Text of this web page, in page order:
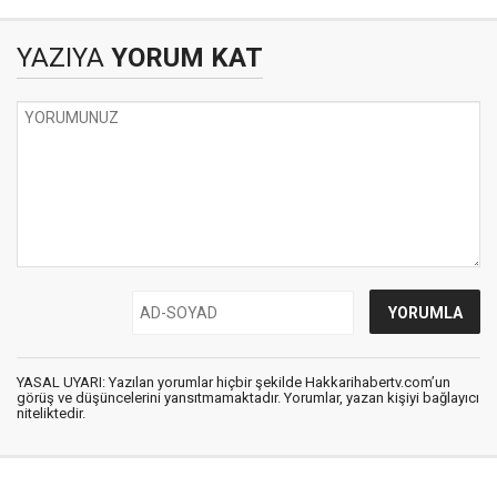
YAZIYA YORUM KAT
YASAL UYARI: Yazılan yorumlar hiçbir şekilde Hakkarihabertv.com’un
görüş ve düşüncelerini yansıtmamaktadır. Yorumlar, yazan kişiyi bağlayıcı
niteliktedir.